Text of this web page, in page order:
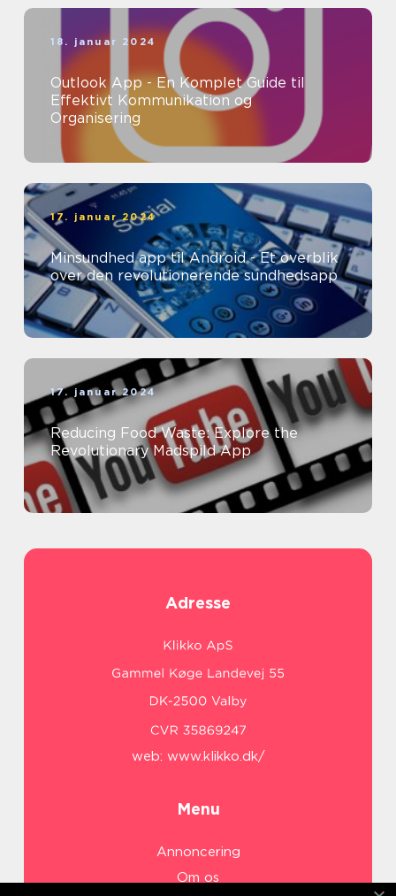
18. januar 2024
Outlook App - En Komplet Guide til
Effektivt Kommunikation og
Organisering
17. januar 2024
Minsundhed app til Android - Et overblik
over den revolutionerende sundhedsapp
17. januar 2024
Reducing Food Waste: Explore the
Revolutionary Madspild App
Adresse
web: www.klikko.dk/
Menu
Annoncering
Om os